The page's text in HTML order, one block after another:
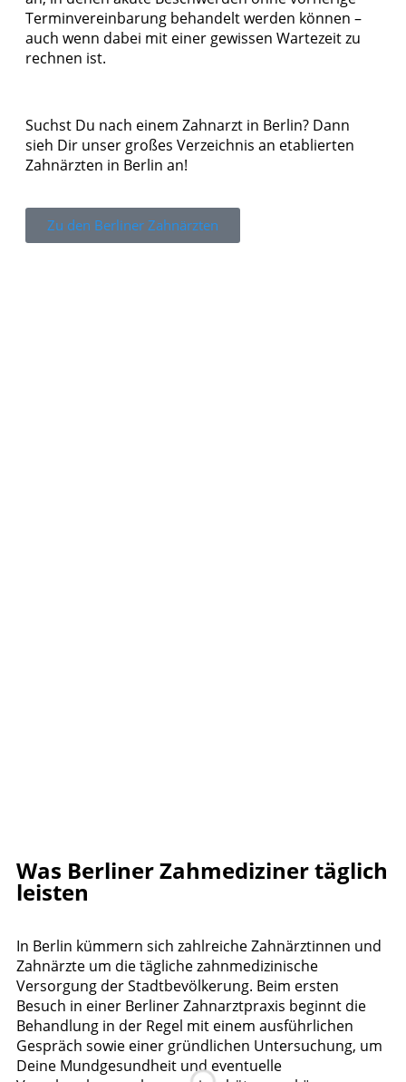
Terminvereinbarung behandelt werden können –
auch wenn dabei mit einer gewissen Wartezeit zu
rechnen ist.
Suchst Du nach einem Zahnarzt in Berlin? Dann
sieh Dir unser großes Verzeichnis an etablierten
Zahnärzten in Berlin an!
Zu den Berliner Zahnärzten
Was Berliner Zahmediziner täglich
leisten
In Berlin kümmern sich zahlreiche Zahnärztinnen und
Zahnärzte um die tägliche zahnmedizinische
Versorgung der Stadtbevölkerung. Beim ersten
Besuch in einer Berliner Zahnarztpraxis beginnt die
Behandlung in der Regel mit einem ausführlichen
Gespräch sowie einer gründlichen Untersuchung, um
Deine Mundgesundheit und eventuelle